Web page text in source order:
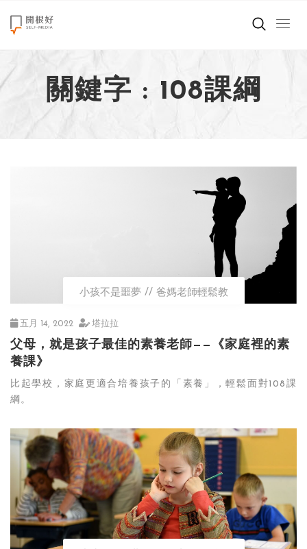
來點正能量
世界在想什麼
創造美好生活
關鍵字 : 108課綱
小孩不是噩夢 爸媽老師輕鬆教
五月 14, 2022 塔拉拉
父母，就是孩子最佳的素養老師——《家庭裡的素
養課》
比起學校，家庭更適合培養孩子的「素養」，輕鬆面對108課
綱。